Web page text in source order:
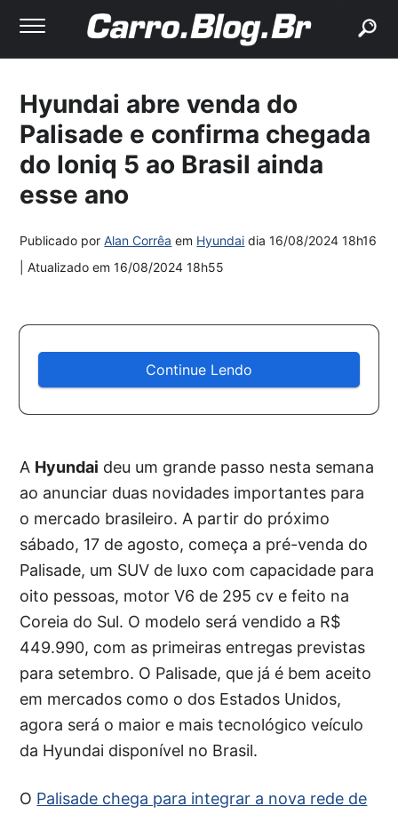
Hyundai abre venda do
Palisade e confirma chegada
do Ioniq 5 ao Brasil ainda
esse ano
Publicado porAlan Corrêa em Hyundai dia16/08/2024 18h16
| Atualizado em16/08/2024 18h55
Continue Lendo
A Hyundai deu um grande passo nesta semana
ao anunciar duas novidades importantes para
o mercado brasileiro. A partir do próximo
sábado, 17 de agosto, começa a pré-venda do
Palisade, um SUV de luxo com capacidade para
oito pessoas, motor V6 de 295 cv e feito na
Coreia do Sul. O modelo será vendido a R$
449.990, com as primeiras entregas previstas
para setembro. O Palisade, que já é bem aceito
em mercados como o dos Estados Unidos,
agora será o maior e mais tecnológico veículo
da Hyundai disponível no Brasil.
O Palisade chega para integrar a nova rede de